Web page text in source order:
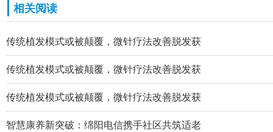
相关阅读
传统植发模式或被颠覆，微针疗法改善脱发获
传统植发模式或被颠覆，微针疗法改善脱发获
传统植发模式或被颠覆，微针疗法改善脱发获
智慧康养新突破：绵阳电信携手社区共筑适老